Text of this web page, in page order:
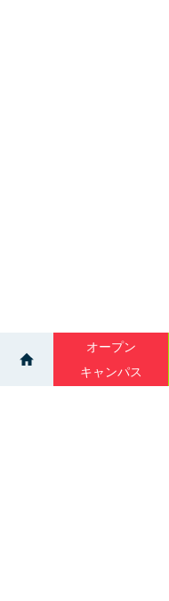
オープン
キャンパス